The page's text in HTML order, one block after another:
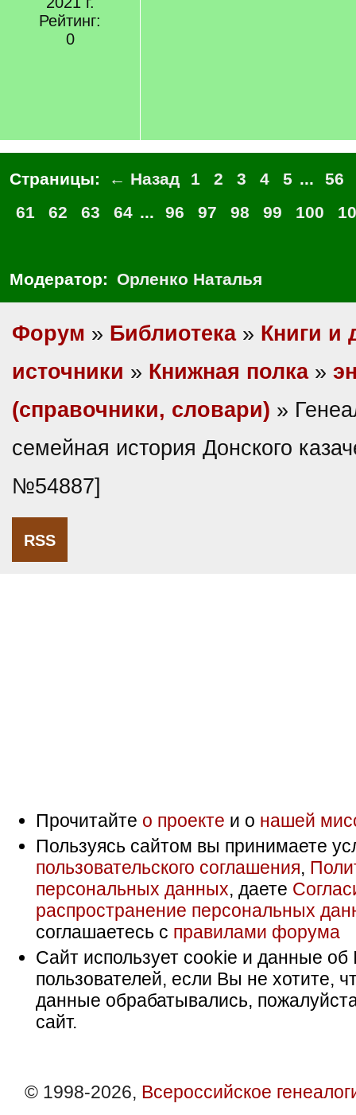
Рейтинг:
0
Страницы: ← Назад 1 2 3 4 5 ...
56
61
62 63 64 ... 96 97 98 99 100
Модератор: Орленко Наталья
Форум » Библиотека» Книги и
источники » Книжная полка»
(справочники, словари) »
семейная история Донского
№54887]
RSS
Прочитайте о проекте и о нашей
Пользуясь сайтом вы принимаете
пользовательского соглашения,
персональных данных, даете
распространение персональных
соглашаетесь с правилами форума
Сайт использует cookie и данные об
пользователей, если Вы не хотите,
данные обрабатывались,
сайт.
© 1998-2026, Всероссийское